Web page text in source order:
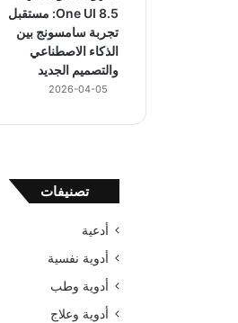
One UI 8.5: مستقبل
تجربة سامسونج بين
الذكاء الاصطناعي
والتصميم الجديد
2026-04-05
تصنيفات
أدعية
أدوية نفسية
أدوية وطب
أدوية وعلاج